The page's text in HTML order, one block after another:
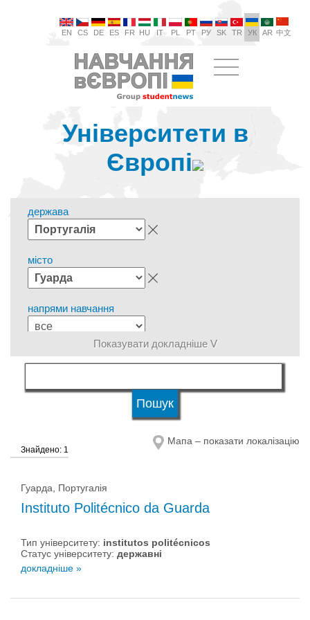
EN CS DE ES FR HU IT PL PT РУ SK TR УК AR 中文
Університети в
Європі
держава
місто
напрями навчання
мова навчання
Тип університету
Статус університету
Показувати докладніше V
Знайдено: 1
Мапа – показати локалізацію
Гуарда, Португалія
Instituto Politécnico da Guarda
Тип університету: institutos politécnicos
Статус університету: державні
докладніше »